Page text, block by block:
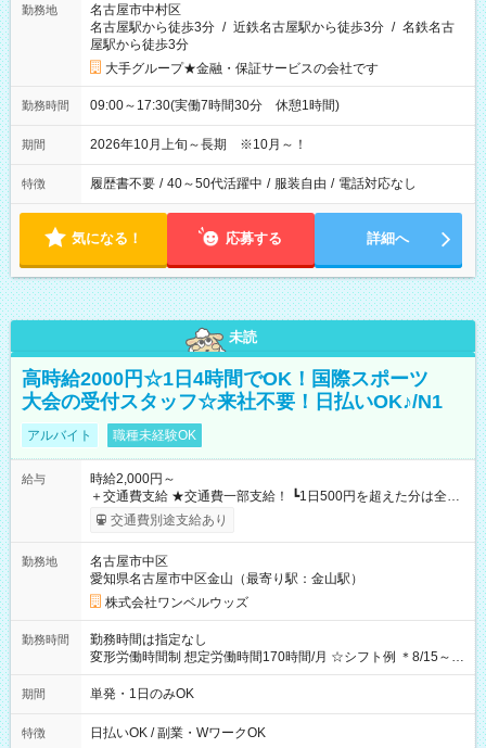
勤務地
名古屋市中村区
名古屋駅から徒歩3分 / 近鉄名古屋駅から徒歩3分 / 名鉄名古
屋駅から徒歩3分
大手グループ★金融・保証サービスの会社です
勤務時間 09:00～17:30(実働7時間30分 休憩1時間)
期間 2026年10月上旬～長期 ※10月～！
特徴 履歴書不要 / 40～50代活躍中 / 服装自由 / 電話対応なし
気になる！ 応募する 詳細へ
未読
高時給2000円☆1日4時間でOK！国際スポーツ
大会の受付スタッフ☆来社不要！日払いOK♪/N1
アルバイト 職種未経験OK
給与
時給2,000円～
＋交通費支給 ★交通費一部支給！ ┗1日500円を超えた分は全額
支給！ ※往復500円以内の方は自己負担となります ★日払い
OK！（規定あり） ┗働いたその日に現金GET♪ お仕事後はコン
期間なし
交通費別途支給あり
勤務地
名古屋市中区
愛知県名古屋市中区金山（最寄り駅：金山駅）
株式会社ワンベルウッズ
勤務時間
勤務時間は指定なし
変形労働時間制 想定労働時間170時間/月 ☆シフト例 ＊8/15～
10/26 全日共通 08：00～12：00 17：00～21：00 ＊8/31
～9/19のみ下記シフトもあります！ 12：00～16：00 ＊9/6～
00
期間 単発・1日のみOK
特徴 日払いOK / 副業・WワークOK